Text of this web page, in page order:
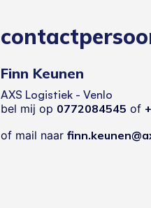
Finn Keunen
AXS Logistiek - Venlo
bel mij op 0772084545 of
of mail naar